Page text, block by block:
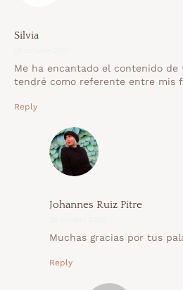
Silvia
Me ha encantado el contenido de
tendré como referente entre mis
Reply
Johannes Ruiz Pitre
Muchas gracias por tus
Reply